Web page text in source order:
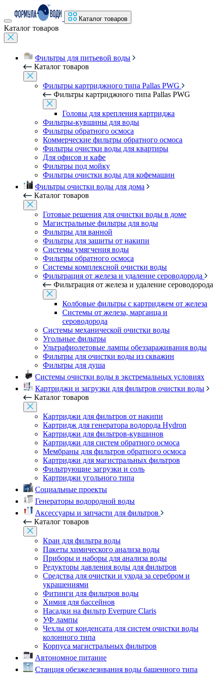
Каталог товаров
Каталог товаров
Фильтры для питьевой воды
Каталог товаров
Фильтры картриджного типа Pallas PWG
Фильтры картриджного типа Pallas PWG
Головы для крепления картриджа
Фильтры-кувшины для воды
Фильтры обратного осмоса
Коммерческие фильтры обратного осмоса
Фильтры очистки воды для квартиры
Для офисов и кафе
Фильтры под мойку
Фильтры очистки воды для кофемашин
Фильтры очистки воды для дома
Каталог товаров
Готовые решения для очистки воды в доме
Магистральные фильтры для воды
Фильтры для ванной
Фильтры для защиты от накипи
Системы умягчения воды
Фильтры обратного осмоса
Системы комплексной очистки воды
Фильтрация от железа и удаление сероводорода
Фильтрация от железа и удаление сероводорода
Колбовые фильтры с картриджем от железа
Системы от железа, марганца и
сероводорода
Системы механической очистки воды
Угольные фильтры
Ультрафиолетовые лампы обеззараживания воды
Фильтры для очистки воды из скважин
Фильтры для душа
Системы очистки воды в экстремальных условиях
Картриджи и загрузки для фильтров очистки воды
Каталог товаров
Картриджи для фильтров от накипи
Картридж для генератора водорода Hydron
Картриджи для фильтров-кувшинов
Картриджи для систем обратного осмоса
Мембраны для фильтров обратного осмоса
Картриджи для магистральных фильтров
Фильтрующие загрузки и соль
Картриджи угольного типа
Социальные проекты
Генераторы водородной воды
Аксессуары и запчасти для фильтров
Каталог товаров
Кран для фильтра воды
Пакеты химического анализа воды
Приборы и наборы для анализа воды
Редукторы давления воды для фильтров
Средства для очистки и ухода за серебром и
украшениями
Фитинги для фильтров воды
Химия для бассейнов
Насадки на фильтр Everpure Claris
УФ лампы
Чехлы от конденсата для систем очистки воды
колонного типа
Корпуса магистральных фильтров
Автономное питание
Станция обезжелезивания воды башенного типа